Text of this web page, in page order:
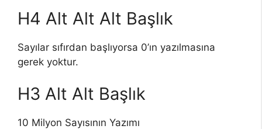
H4 Alt Alt Alt Başlık
Sayılar sıfırdan başlıyorsa 0’ın yazılmasına
gerek yoktur.
H3 Alt Alt Başlık
10 Milyon Sayısının Yazımı